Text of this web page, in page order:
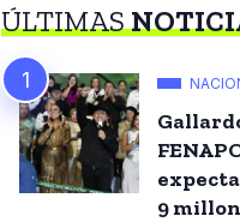
ÚLTIMAS
9